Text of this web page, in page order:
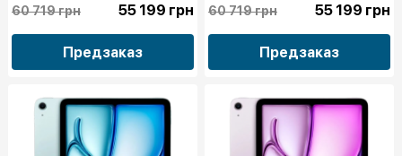
60 719 грн 55 199 грн
Предзаказ
60 719 грн 55 199 грн
Предзаказ